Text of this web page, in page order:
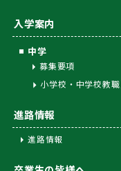
入学案内
中学
募集要項
小学校・中学校教
進路情報
進路情報